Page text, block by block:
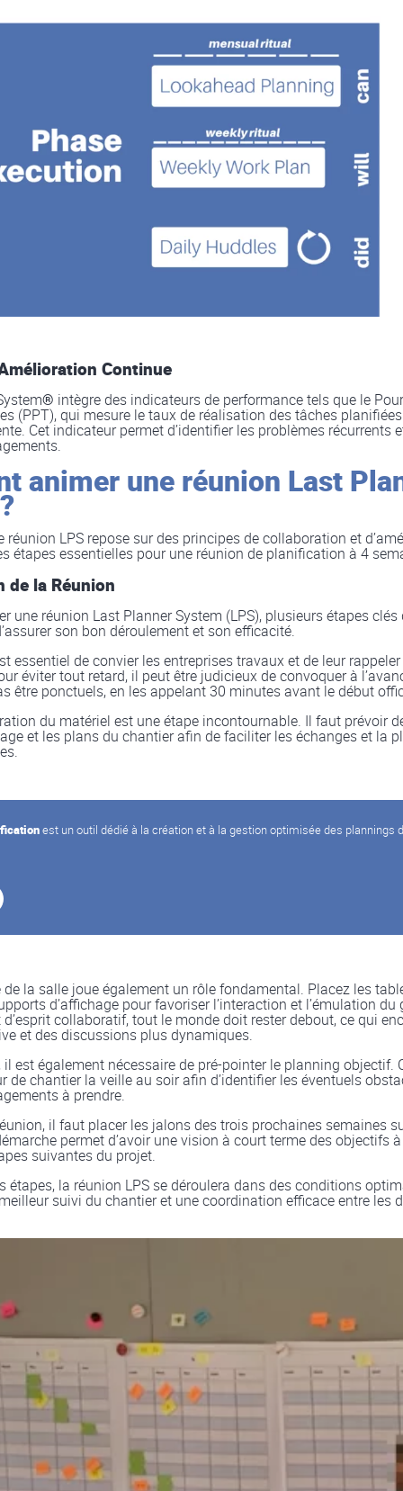
Continue
® intègre des indicateurs de performance tels que le
(PPT), qui mesure le taux de réalisation des tâches
Cet indicateur permet d’identifier les problèmes récurrents
animer une réunion Last
réunion LPS repose sur des principes de collaboration et
étapes essentielles pour une réunion de planification à 4
de la Réunion
une réunion Last Planner System (LPS), plusieurs étapes
son bon déroulement et son efficacité.
essentiel de convier les entreprises travaux et de leur
éviter tout retard, il peut être judicieux de convoquer à
être ponctuels, en les appelant 30 minutes avant le début
du matériel est une étape incontournable. Il faut prévoir
et les plans du chantier afin de faciliter les échanges et la
est un outil dédié à la création et à la gestion optimisée des plannings
la salle joue également un rôle fondamental. Placez les
d’affichage pour favoriser l’interaction et l’émulation du
collaboratif, tout le monde doit rester debout, ce qui
et des discussions plus dynamiques.
est également nécessaire de pré-pointer le planning objectif.
de chantier la veille au soir afin d’identifier les éventuels
à prendre.
il faut placer les jalons des trois prochaines semaines
permet d’avoir une vision à court terme des objectifs
suivantes du projet.
étapes, la réunion LPS se déroulera dans des conditions
suivi du chantier et une coordination efficace entre les